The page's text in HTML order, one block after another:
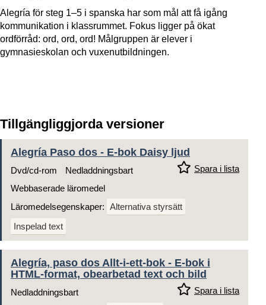
Alegría för steg 1–5 i spanska har som mål att få igång
kommunikation i klassrummet. Fokus ligger på ökat
ordförråd: ord, ord, ord! Målgruppen är elever i
gymnasieskolan och vuxenutbildningen.
Tillgängliggjorda versioner
Alegría Paso dos - E-bok Daisy ljud
Spara i lista
Dvd/cd-rom
Nedladdningsbart
Webbaserade läromedel
Läromedelsegenskaper: Alternativa styrsätt
Inspelad text
Alegría, paso dos Allt-i-ett-bok - E-bok i
HTML-format, obearbetad text och bild
Spara i lista
Nedladdningsbart